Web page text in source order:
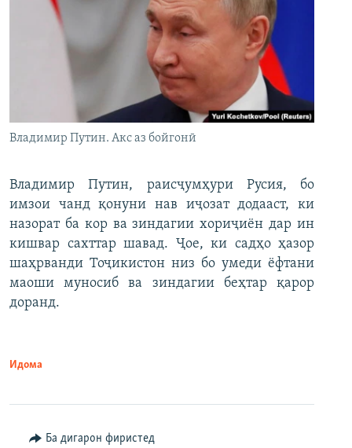
Владимир Путин. Акс аз бойгонӣ
Владимир Путин, раисҷумҳури Русия, бо
имзои чанд қонуни нав иҷозат додааст, ки
назорат ба кор ва зиндагии хориҷиён дар ин
кишвар сахттар шавад. Ҷое, ки садҳо ҳазор
шаҳрванди Тоҷикистон низ бо умеди ёфтани
маоши муносиб ва зиндагии беҳтар қарор
доранд.
Идома
Ба дигарон фиристед